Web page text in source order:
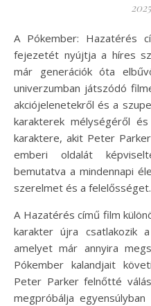
A Pókember: Hazatérés című film egy újabb izgalmas
fejezetét nyújtja a híres
már generációk óta
univerzumban játszódó
akciójelenetekről és a
karakterek mélységéről
karaktere, akit Peter
emberi oldalát
bemutatva a mindennapi
szerelmet és a felelősséget.
A Hazatérés című film
karakter újra csatlakozik
amelyet már annyira
Pókember kalandjait
Peter Parker felnőtté
megpróbálja